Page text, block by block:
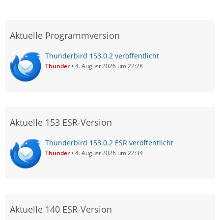
Aktuelle Programmversion
Thunderbird 153.0.2 veröffentlicht
Thunder 4. August 2026 um 22:28
Aktuelle 153 ESR-Version
Thunderbird 153.0.2 ESR veröffentlicht
Thunder 4. August 2026 um 22:34
Aktuelle 140 ESR-Version